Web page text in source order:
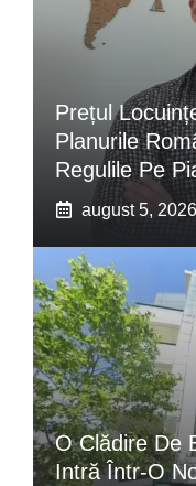
Prețul
Planurile
Regulile Pe
august 5, 2026
O Clădire De
Intră Într-O